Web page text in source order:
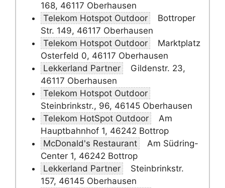
168, 46117 Oberhausen
Telekom Hotspot Outdoor
Bottroper
Str. 149, 46117 Oberhausen
Telekom Hotspot Outdoor
Marktplatz
Osterfeld 0, 46117 Oberhausen
Lekkerland Partner
Gildenstr. 23,
46117 Oberhausen
Telekom Hotspot Outdoor
Steinbrinkstr., 96, 46145 Oberhausen
Telekom HotSpot Outdoor
Am
Hauptbahnhof 1, 46242 Bottrop
McDonald's Restaurant
Am Südring-
Center 1, 46242 Bottrop
Lekkerland Partner
Steinbrinkstr.
157, 46145 Oberhausen